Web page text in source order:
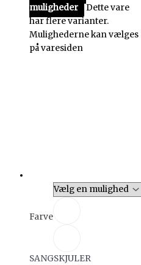
muligheder
Dette vare
har flere varianter.
Mulighederne kan vælges
på varesiden
Farve
SANGSKJULER